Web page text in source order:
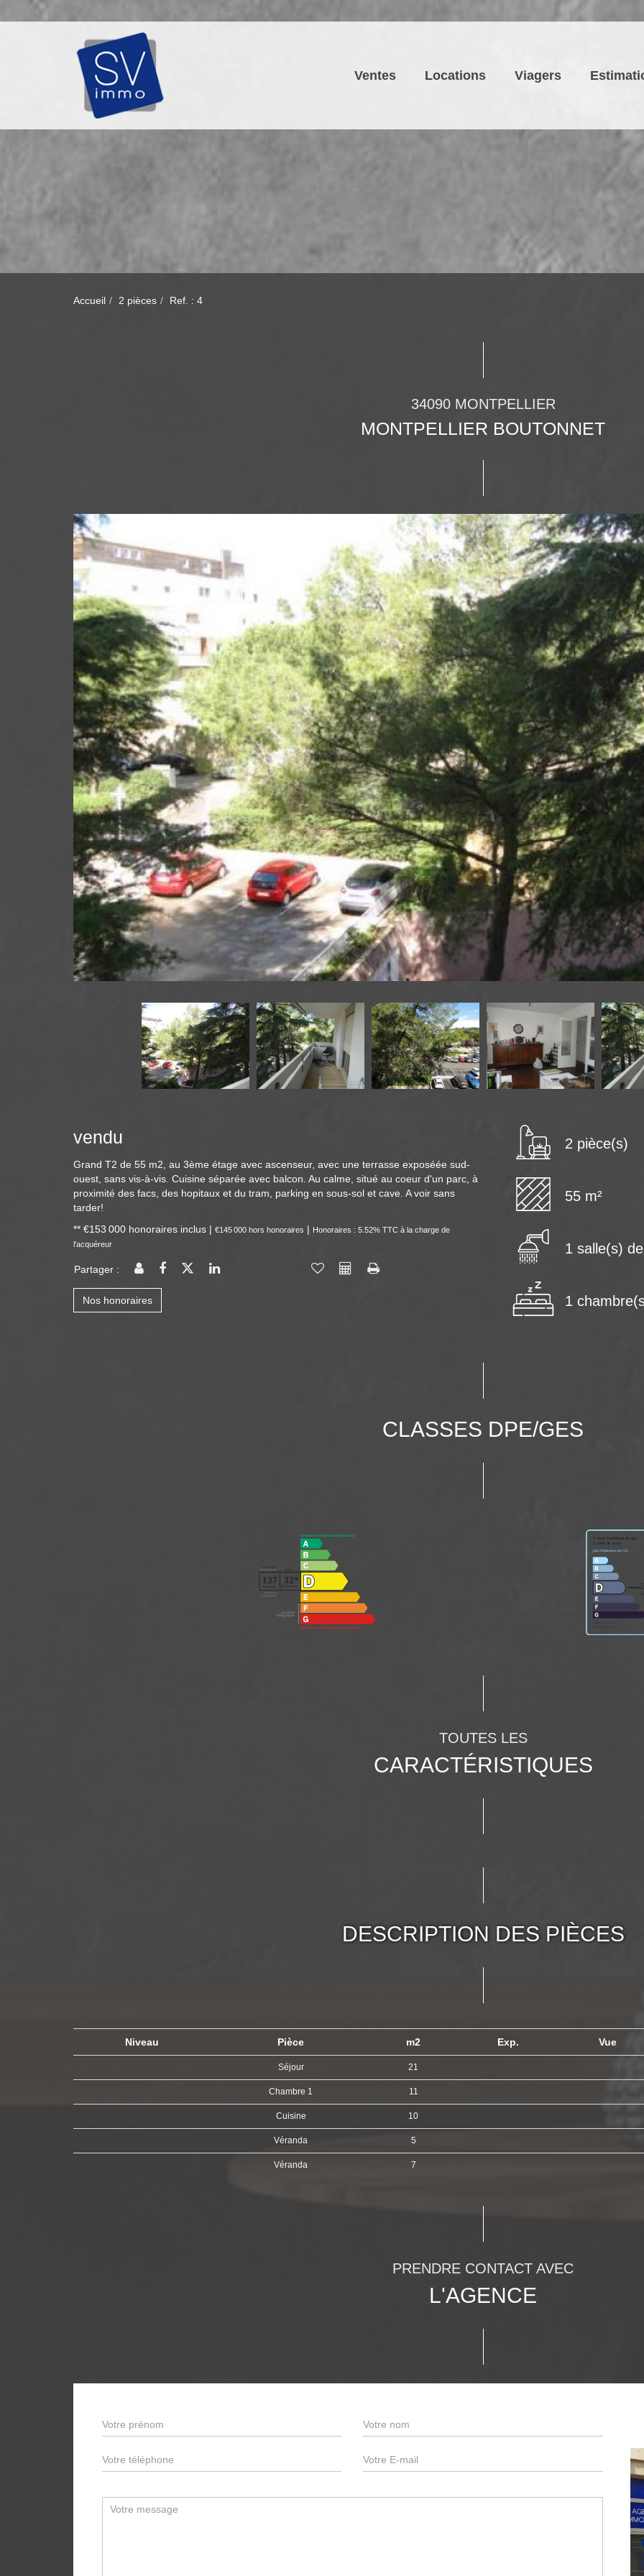
Ventes Locations Viagers
Accueil 2 pièces Ref. : 4
34090 MONTPELLIER
MONTPELLIER BOUTONNET
vendu
Grand T2 de 55 m2, au 3ème étage avec ascenseur, avec une terrasse exposéée sud-
ouest, sans vis-à-vis. Cuisine séparée avec balcon. Au calme, situé au coeur d'un parc, à
proximité des facs, des hopitaux et du tram, parking en sous-sol et cave. A voir sans
tarder!
** €153 000 honoraires inclus | €145 000 hors honoraires | Honoraires : 5.52% TTC à la charge de
l'acquéreur
Partager :
Nos honoraires
2 pièce(s)
55 m²
1 salle(s)
1
CLASSES DPE/GES
TOUTES LES
CARACTÉRISTIQUES
DESCRIPTION DES PIÈCES
Niveau Pièce m2 Exp. Vue
Séjour 21
Chambre 1 11
Cuisine 10
Véranda 5
Véranda 7
PRENDRE CONTACT AVEC
L'AGENCE